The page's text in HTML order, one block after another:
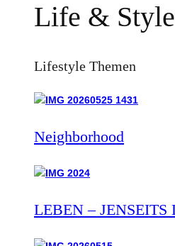
Life & Style
Lifestyle Themen
Neighborhood
LEBEN – JENSEITS